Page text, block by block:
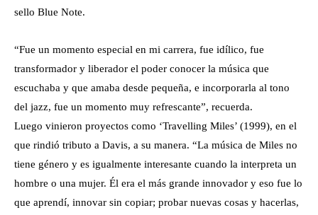
sello Blue Note.
“Fue un momento especial en mi carrera, fue idílico, fue
transformador y liberador el poder conocer la música que
escuchaba y que amaba desde pequeña, e incorporarla al tono
del jazz, fue un momento muy refrescante”, recuerda.
Luego vinieron proyectos como ‘Travelling Miles’ (1999), en el
que rindió tributo a Davis, a su manera. “La música de Miles no
tiene género y es igualmente interesante cuando la interpreta un
hombre o una mujer. Él era el más grande innovador y eso fue lo
que aprendí, innovar sin copiar; probar nuevas cosas y hacerlas,